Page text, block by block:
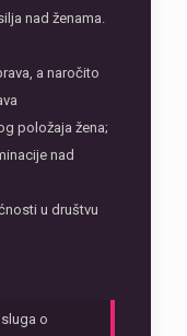
nad ženama.
a naročito
položaja žena;
nad
u društvu
o